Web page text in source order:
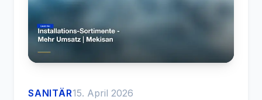
SANITÄR15. April 2026